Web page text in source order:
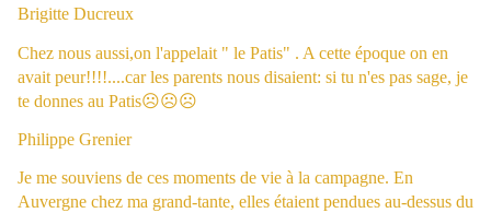
Brigitte Ducreux
Chez nous aussi,on l'appelait " le Patis" . A cette époque on en
avait peur!!!!....car les parents nous disaient: si tu n'es pas sage, je
te donnes au Patis☹☹☹
Philippe Grenier
Je me souviens de ces moments de vie à la campagne. En
Auvergne chez ma grand-tante, elles étaient pendues au-dessus du